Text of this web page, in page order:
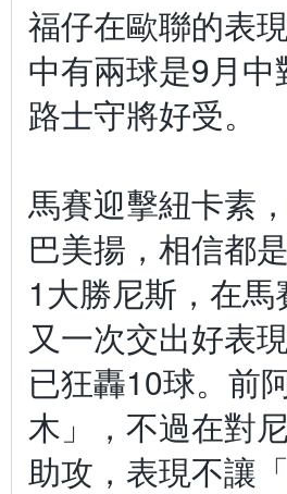
福仔在歐聯的表
中有兩球是9月中
路士守將好受。
馬賽迎擊紐卡素
巴美揚，相信都
1大勝尼斯，在
又一次交出好表
已狂轟10球。前
木」，不過在對
助攻，表現不讓